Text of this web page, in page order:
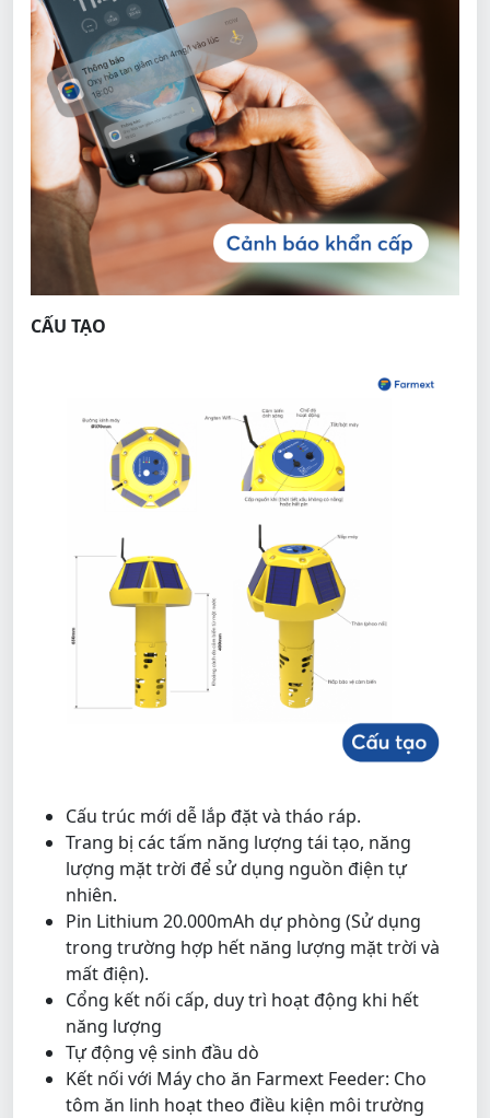
CẤU TẠO
Cấu trúc mới dễ lắp đặt và tháo ráp.
Trang bị các tấm năng lượng tái tạo, năng
lượng mặt trời để sử dụng nguồn điện tự
nhiên.
Pin Lithium 20.000mAh dự phòng (Sử dụng
trong trường hợp hết năng lượng mặt trời và
mất điện).
Cổng kết nối cấp, duy trì hoạt động khi hết
năng lượng
Tự động vệ sinh đầu dò
Kết nối với Máy cho ăn Farmext Feeder: Cho
tôm ăn linh hoạt theo điều kiện môi trường